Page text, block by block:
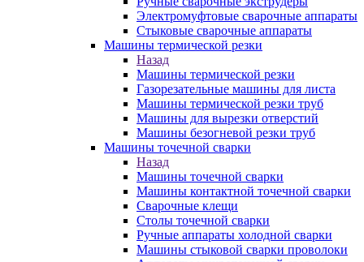
Электромуфтовые сварочные аппараты
Стыковые сварочные аппараты
Машины термической резки
Назад
Машины термической резки
Газорезательные машины для листа
Машины термической резки труб
Машины для вырезки отверстий
Машины безогневой резки труб
Машины точечной сварки
Назад
Машины точечной сварки
Машины контактной точечной сварки
Сварочные клещи
Столы точечной сварки
Ручные аппараты холодной сварки
Машины стыковой сварки проволоки